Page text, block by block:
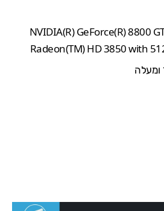
NVIDIA(R) GeForce(R) 8800
Radeon(TM) HD 3850 with